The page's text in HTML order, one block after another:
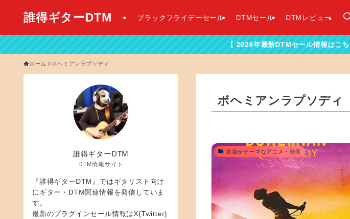
誰得ギターDTM ブラックフライデーセール DTMセール DTMレビュー
【 2026年最新DTMセール情報はこちらから！】
ホーム ボヘミアンラプソディ
ボヘミアンラプソディ
音楽がテーマなアニメ・映画
誰得ギターDTM
DTM情報サイト
『誰得ギターDTM』ではギタリスト向け
にギター・DTM関連情報を発信していま
す。
最新のプラグインセール情報はX(Twitter)